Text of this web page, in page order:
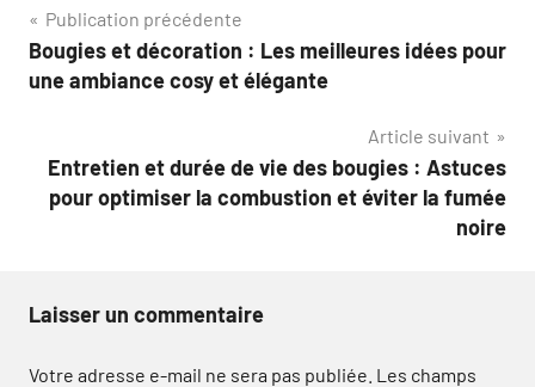
Navigation
de
Publication précédente
Bougies et décoration : Les meilleures idées pour
une ambiance cosy et élégante
Article suivant
Entretien et durée de vie des bougies : Astuces
pour optimiser la combustion et éviter la fumée
noire
Laisser un commentaire
Votre adresse e-mail ne sera pas publiée. Les champs